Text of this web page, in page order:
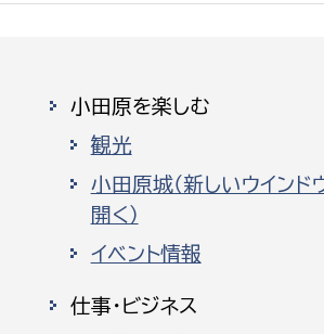
小田原を楽しむ
観光
小田原城（新しいウインド
開く）
イベント情報
仕事・ビジネス